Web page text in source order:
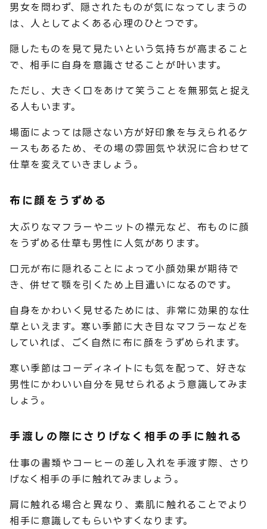
男女を問わず、隠されたものが気になってしまうの
は、人としてよくある心理のひとつです。
隠したものを見て見たいという気持ちが高まること
で、相手に自身を意識させることが叶います。
ただし、大きく口をあけて笑うことを無邪気と捉え
る人もいます。
場面によっては隠さない方が好印象を与えられるケ
ースもあるため、その場の雰囲気や状況に合わせて
仕草を変えていきましょう。
布に顔をうずめる
大ぶりなマフラーやニットの襟元など、布ものに顔
をうずめる仕草も男性に人気があります。
口元が布に隠れることによって小顔効果が期待で
き、併せて顎を引くため上目遣いになるのです。
自身をかわいく見せるためには、非常に効果的な仕
草といえます。寒い季節に大き目なマフラーなどを
していれば、ごく自然に布に顔をうずめられます。
寒い季節はコーディネイトにも気を配って、好きな
男性にかわいい自分を見せられるよう意識してみま
しょう。
手渡しの際にさりげなく相手の手に触れる
仕事の書類やコーヒーの差し入れを手渡す際、さり
げなく相手の手に触れてみましょう。
肩に触れる場合と異なり、素肌に触れることでより
相手に意識してもらいやすくなります。